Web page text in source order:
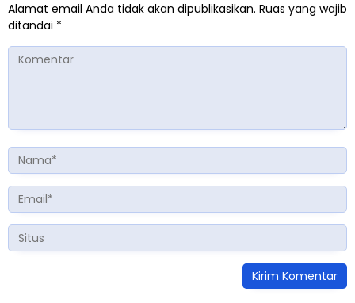
Alamat email Anda tidak akan dipublikasikan. Ruas yang wajib
ditandai *